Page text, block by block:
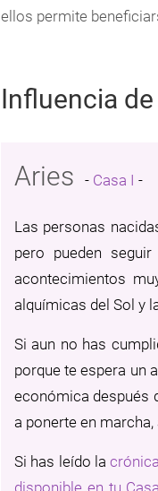
ellos permite
Influencia
Aries - Casa I -
Las personas
pero pueden
acontecimientos
alquímicas del Sol y
Si aun no has
porque te espera un
económica después
a ponerte en
Si has leído la
disponible en tu